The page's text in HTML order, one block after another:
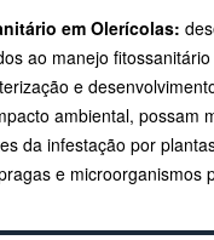
em Olerícolas:
ao manejo
e
ambiental, possam
da infestação por
e microorganismos